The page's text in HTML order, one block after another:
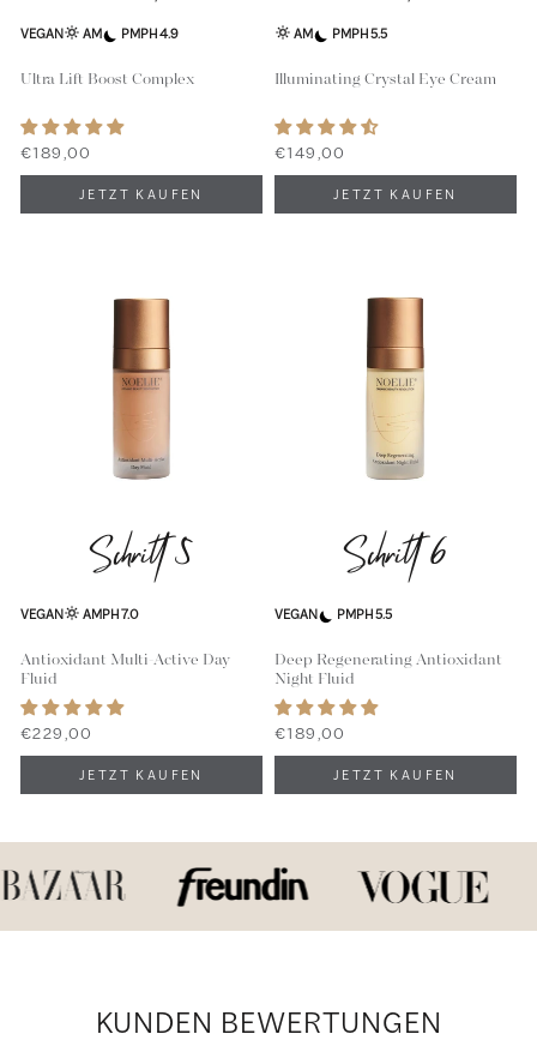
VEGAN AM PMPH 4.9
Ultra Lift Boost Complex
€189,00
AM PMPH 5.5
Illuminating Crystal Eye Cream
€149,00
Schritt 5
VEGAN AMPH 7.0
Antioxidant Multi-Active Day
Fluid
€229,00
Schritt 6
VEGAN PMPH 5.5
Deep Regenerating Antioxidant
Night Fluid
€189,00
KUNDEN BEWERTUNGEN